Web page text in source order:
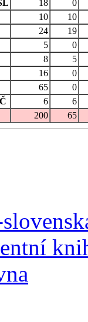
18
0
10
10
24
19
5
0
8
5
16
0
65
0
6
6
200 65